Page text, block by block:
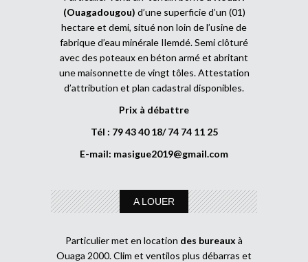
(Ouagadougou) d’une superficie d’un (01)
hectare et demi, situé non loin de l’usine de
fabrique d’eau minérale Ilemdé. Semi clôturé
avec des poteaux en béton armé et abritant
une maisonnette de vingt tôles. Attestation
d’attribution et plan cadastral disponibles.
Prix à débattre
Tél : 79 43 40 18/ 74 74 11 25
E-mail: masigue2019@gmail.com
A LOUER
Particulier met en location des bureaux à
Ouaga 2000. Clim et ventilos plus débarras et